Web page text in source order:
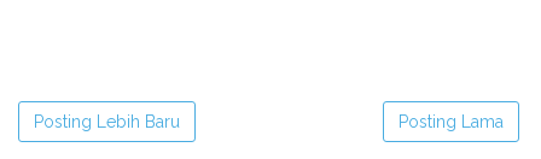
Posting Lebih Baru Posting Lama